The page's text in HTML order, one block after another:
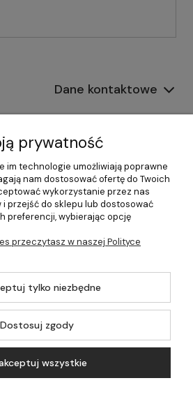
Dane kontaktowe
Informacje
Płatności i dostawa
Pomoc
Moje konto
| 499.pl - najlepszy sklep z
prywatność
im technologie umożliwiają poprawne
nam dostosować ofertę do Twoich
wykorzystanie przez nas
przejść do sklepu lub dostosować
preferencji, wybierając opcję
przeczytasz w naszej Polityce
tylko niezbędne
Dostosuj zgody
wszystkie